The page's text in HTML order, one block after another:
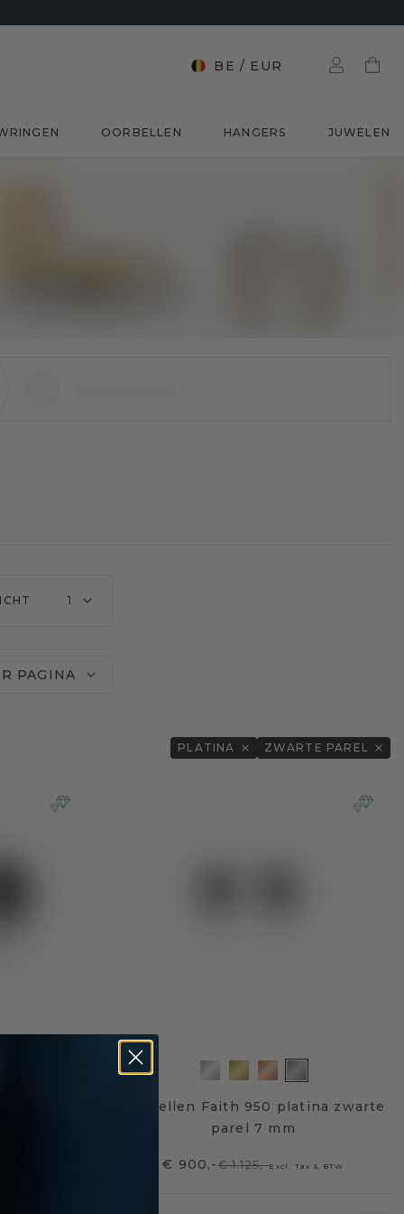
BE / EUR
OORBELLEN HANGERS JUWELEN
1
PAGINA
PLATINA ZWARTE PAREL
Oorbellen Faith 950 platina zwarte
parel 7 mm
€ 900,-€ 1.125,-Excl. Tax & BTW